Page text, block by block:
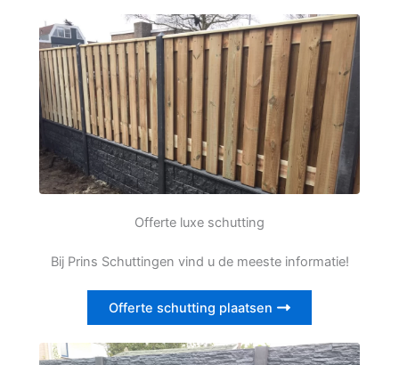
Offerte luxe schutting
Bij Prins Schuttingen vind u de meeste informatie!
Offerte schutting plaatsen